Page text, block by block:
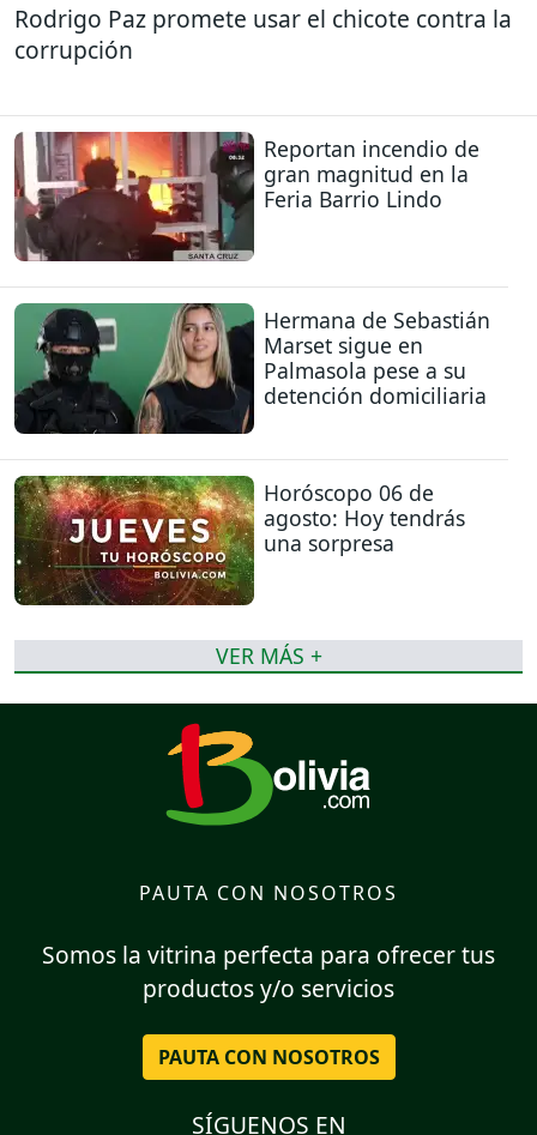
Rodrigo Paz promete usar el chicote contra la
corrupción
Reportan incendio de
gran magnitud en la
Feria Barrio Lindo
Hermana de Sebastián
Marset sigue en
Palmasola pese a su
detención domiciliaria
Horóscopo 06 de
agosto: Hoy tendrás
una sorpresa
VER MÁS +
PAUTA CON NOSOTROS
Somos la vitrina perfecta para ofrecer tus
productos y/o servicios
PAUTA CON NOSOTROS
SÍGUENOS EN